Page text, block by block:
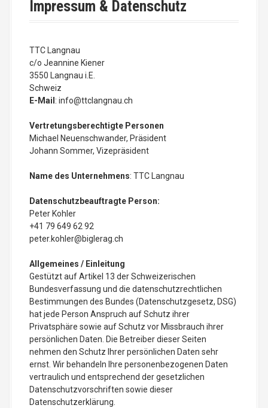
Impressum & Datenschutz
TTC Langnau
c/o Jeannine Kiener
3550 Langnau i.E.
Schweiz
E-Mail : info@ttclangnau.ch
Vertretungsberechtigte Personen
Michael Neuenschwander, Präsident
Johann Sommer, Vizepräsident
Name des Unternehmens: TTC Langnau
Datenschutzbeauftragte Person:
Peter Kohler
+41 79 649 62 92
peter.kohler@biglerag.ch
Allgemeines / Einleitung
Gestützt auf Artikel 13 der Schweizerischen
Bundesverfassung und die datenschutzrechtlichen
Bestimmungen des Bundes (Datenschutzgesetz, DSG)
hat jede Person Anspruch auf Schutz ihrer
Privatsphäre sowie auf Schutz vor Missbrauch ihrer
persönlichen Daten. Die Betreiber dieser Seiten
nehmen den Schutz Ihrer persönlichen Daten sehr
ernst. Wir behandeln Ihre personenbezogenen Daten
vertraulich und entsprechend der gesetzlichen
Datenschutzvorschriften sowie dieser
Datenschutzerklärung.